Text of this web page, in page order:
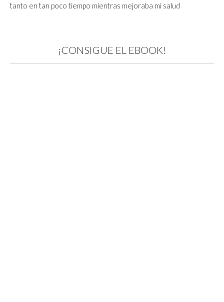
tanto en tan poco tiempo mientras mejoraba mi salud
¡CONSIGUE EL EBOOK!